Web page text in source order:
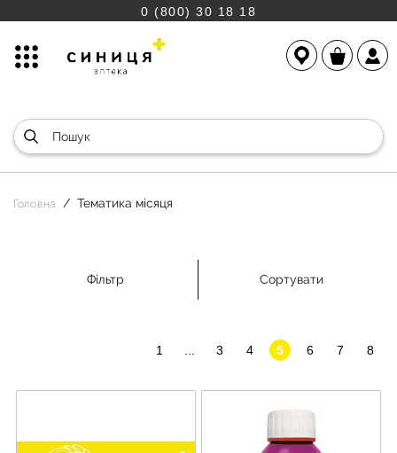
0 (800) 30 18 18
Головна Тематика місяця
Фільтр Сортувати
1 3 4 5 6 7 8